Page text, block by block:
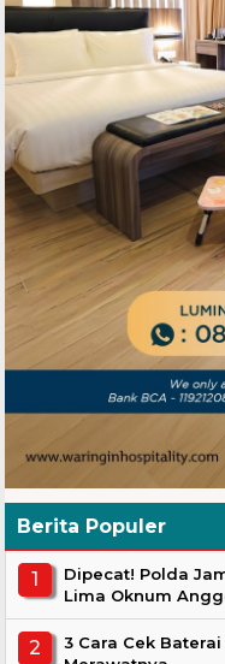
Berita Populer
Dipecat! Polda
Lima Oknum
3 Cara Cek